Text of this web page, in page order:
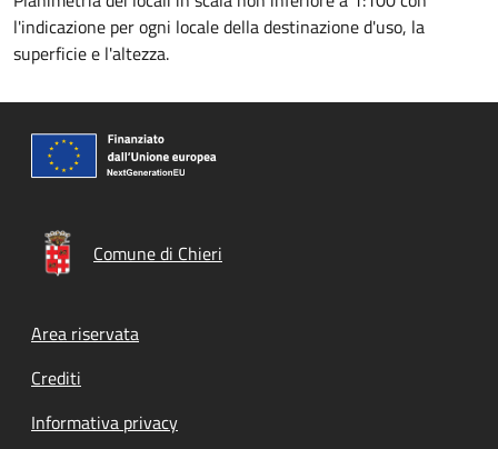
l'indicazione per ogni locale della destinazione d'uso, la
superficie e l'altezza.
Comune di Chieri
Footer menu
Area riservata
Crediti
Informativa privacy